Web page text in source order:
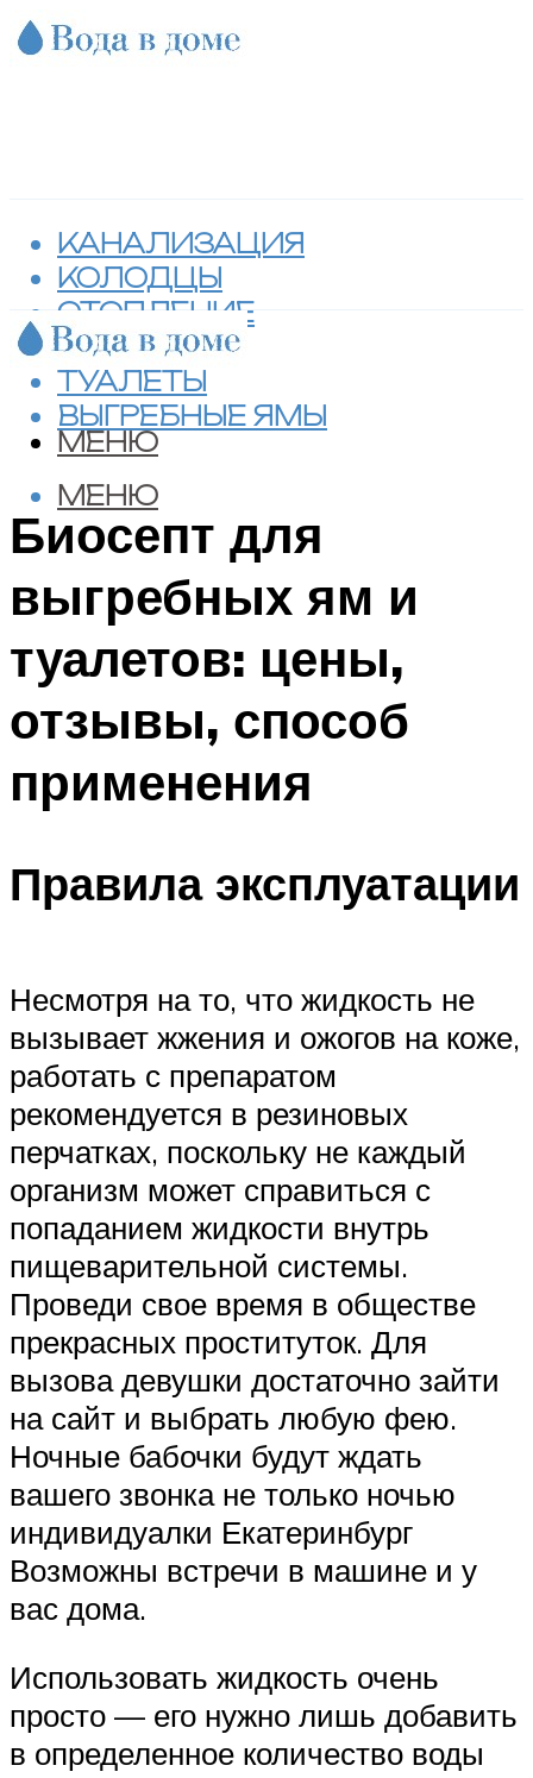
КАНАЛИЗАЦИЯ
КОЛОДЦЫ
ОТОПЛЕНИЕ
СЕПТИКИ
ТУАЛЕТЫ
ВЫГРЕБНЫЕ ЯМЫ
МЕНЮ
МЕНЮ
Биосепт для
выгребных ям и
туалетов: цены,
отзывы, способ
применения
Правила эксплуатации
Несмотря на то, что жидкость не
вызывает жжения и ожогов на коже,
работать с препаратом
рекомендуется в резиновых
перчатках, поскольку не каждый
организм может справиться с
попаданием жидкости внутрь
пищеварительной системы.
Проведи свое время в обществе
прекрасных проституток. Для
вызова девушки достаточно зайти
на сайт и выбрать любую фею.
Ночные бабочки будут ждать
вашего звонка не только ночью
индивидуалки Екатеринбург
Возможны встречи в машине и у
вас дома.
Использовать жидкость очень
просто — его нужно лишь добавить
в определенное количество воды